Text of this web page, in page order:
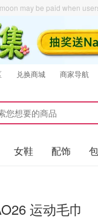
may be paid when
兑换商城 商家导航
女鞋 配饰
运动毛巾